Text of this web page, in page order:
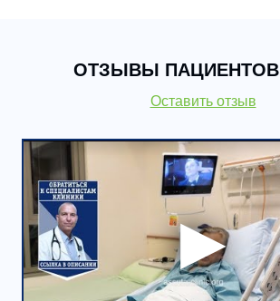
ОТЗЫВЫ ПАЦИЕНТОВ
Оставить отзыв